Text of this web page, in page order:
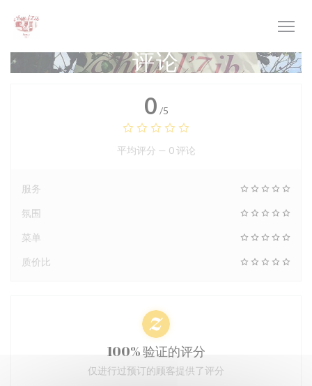
评论
0 /5
平均评分 — 0 评论
服务
氛围
菜单
质价比
100% 验证的评分
仅进行过预订的顾客提供了评分